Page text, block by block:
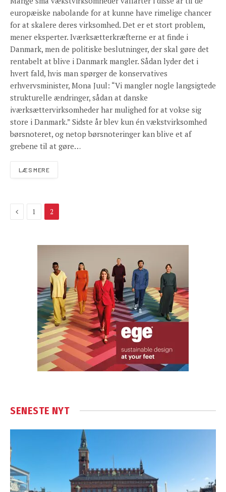
europæiske nabolande for at kunne have rimelige chancer
for at skalere deres virksomhed. Det er et stort problem,
mener eksperter. Iværksætterkræfterne er at finde i
Danmark, men de politiske beslutninger, der skal gøre det
rentabelt at blive i Danmark mangler. Sådan lyder det i
hvert fald, hvis man spørger de konservatives
erhvervsminister, Mona Juul: “Vi mangler nogle langsigtede
strukturelle ændringer, sådan at danske
iværksættervirksomheder har mulighed for at vokse sig
store i Danmark.” Sidste år blev kun én vækstvirksomhed
børsnoteret, og netop børsnoteringer kan blive et af
grebene til at gøre…
LÆS MERE
Previous
1 2
SENESTE NYT